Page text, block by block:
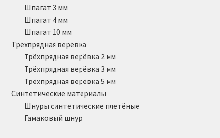
Шпагат 3 мм
Шпагат 4 мм
Шпагат 10 мм
Трёхпрядная верёвка
Трёхпрядная верёвка 2 мм
Трёхпрядная верёвка 3 мм
Трёхпрядная верёвка 5 мм
Синтетические материалы
Шнуры синтетические плетёные
Гамаковый шнур